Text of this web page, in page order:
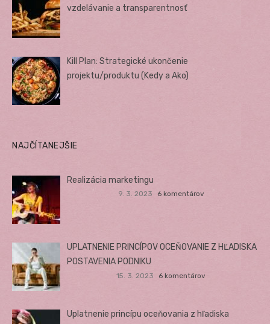
vzdelávanie a transparentnosť
Kill Plan: Strategické ukončenie
projektu/produktu (Kedy a Ako)
NAJČÍTANEJŠIE
Realizácia marketingu
9. 3. 2023 6 komentárov
UPLATNENIE PRINCÍPOV OCEŇOVANIE Z HĽADISKA
POSTAVENIA PODNIKU
15. 3. 2023 6 komentárov
Uplatnenie princípu oceňovania z hľadiska